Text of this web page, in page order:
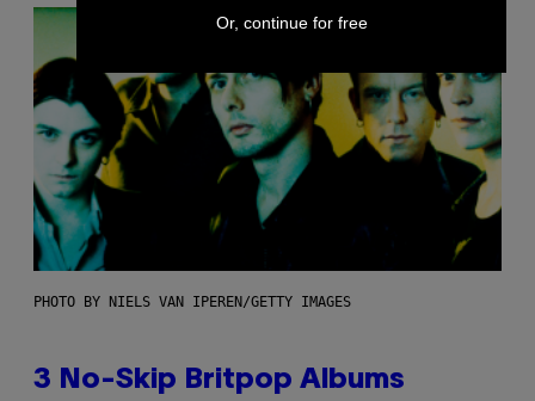
PHOTO BY NIELS VAN IPEREN/GETTY IMAGES
3 No-Skip Britpop Albums
Or, continue for free